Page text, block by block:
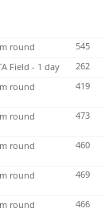
round 545
Field - 1 day 262
round 419
round 473
round 460
round 469
round 466